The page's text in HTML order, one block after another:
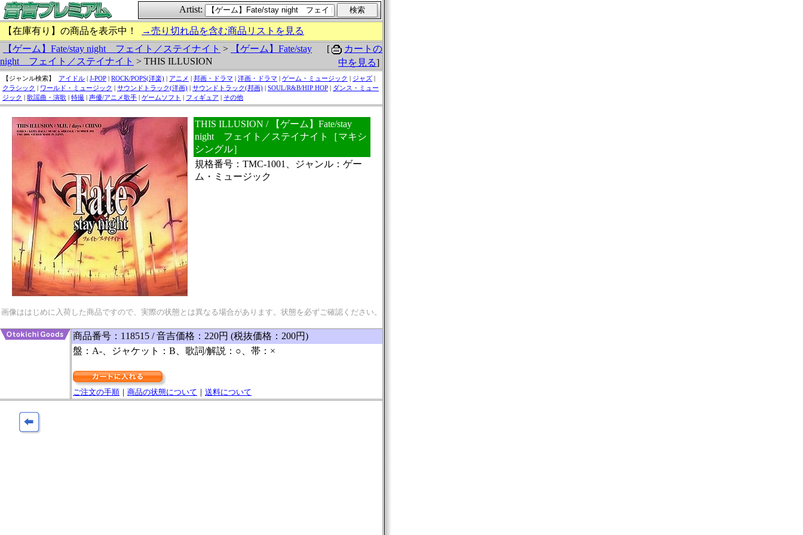
Artist:
【在庫有り】の商品を表示中！
→売り切れ品を含む商品リストを見る
【ゲーム】Fate/stay night フェイト／ステイナイト >
【ゲーム】Fate/stay
night フェイト／ステイナイト > THIS ILLUSION
[
カートの
中を見る]
【ジャンル検索】 アイドル | J-POP | ROCK/POPS(洋楽) | アニメ | 邦画・ドラマ | 洋画・ドラマ | ゲーム・ミュージック | ジャズ |
クラシック | ワールド・ミュージック | サウンドトラック(洋画) | サウンドトラック(邦画) | SOUL/R&B/HIP HOP | ダンス・ミュー
ジック | 歌謡曲・演歌 | 特撮 | 声優/アニメ歌手 | ゲームソフト | フィギュア | その他
THIS ILLUSION / 【ゲーム】Fate/stay
night フェイト／ステイナイト［マキシ
シングル］
規格番号：TMC-1001、ジャンル：ゲー
ム・ミュージック
画像ははじめに入荷した商品ですので、実際の状態とは異なる場合があります。状態を必ずご確認ください。
商品番号：118515 / 音吉価格：220円 (税抜価格：200円)
盤：A-、ジャケット：B、歌詞/解説：○、帯：×
ご注文の手順 ｜ 商品の状態について ｜ 送料について